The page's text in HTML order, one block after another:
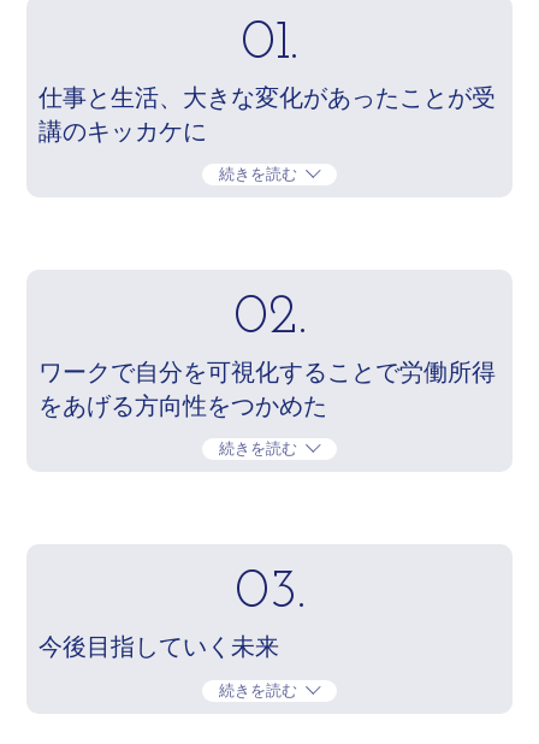
01.
仕事と生活、大きな変化があったことが受
講のキッカケに
続きを読む
02.
ワークで自分を可視化することで労働所得
をあげる方向性をつかめた
続きを読む
03.
今後目指していく未来
続きを読む